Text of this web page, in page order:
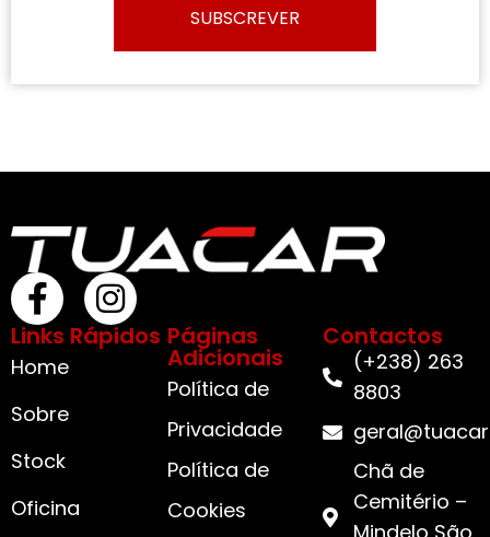
SUBSCREVER
Links Rápidos
Home
Sobre
Stock
Oficina
Páginas
Adicionais
Política de
Privacidade
Política de
Cookies
Contactos
(+238) 263
8803
Chã de
Cemitério –